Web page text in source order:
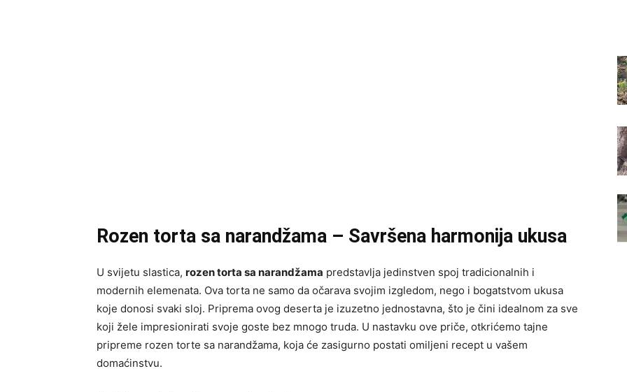
Rozen torta sa narandžama – Savršena harmonija ukusa
U svijetu slastica, rozen torta sa narandžama predstavlja jedinstven spoj tradicionalnih i
modernih elemenata. Ova torta ne samo da očarava svojim izgledom, nego i bogatstvom ukusa
koje donosi svaki sloj. Priprema ovog deserta je izuzetno jednostavna, što je čini idealnom za sve
koji žele impresionirati svoje goste bez mnogo truda. U nastavku ove priče, otkrićemo tajne
pripreme rozen torte sa narandžama, koja će zasigurno postati omiljeni recept u vašem
domaćinstvu.